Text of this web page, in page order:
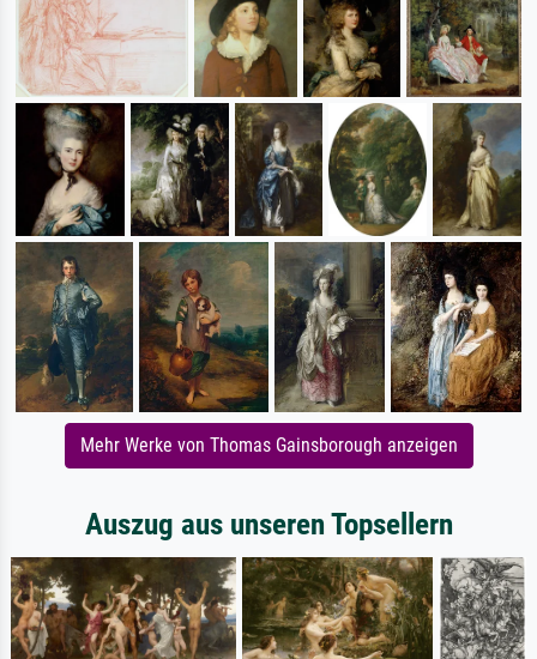
Mehr Werke von Thomas Gainsborough anzeigen
Auszug aus unseren Topsellern